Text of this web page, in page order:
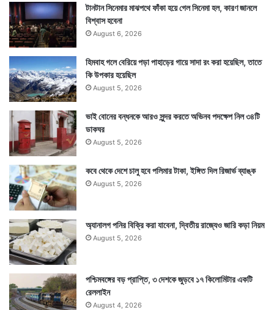
টানটান সিনেমার মাঝপথে ফাঁকা হয়ে গেল সিনেমা হল, কারণ জানলে
বিশ্বাস হবেনা
August 6, 2026
হিমবাহ গলে বেরিয়ে পড়া পাহাড়ের গায়ে সাদা রং করা হয়েছিল, তাতে
কি উপকার হয়েছিল
August 5, 2026
ভাই বোনের বন্ধনকে আরও সুন্দর করতে অভিনব পদক্ষেপ নিল ৩৪টি
ডাকঘর
August 5, 2026
কবে থেকে দেশে চালু হবে পলিমার টাকা, ইঙ্গিত দিল রিজার্ভ ব্যাঙ্ক
August 5, 2026
অ্যানালগ পনির বিক্রি করা যাবেনা, দ্বিতীয় রাজ্যেও জারি কড়া নিয়ম
August 5, 2026
পশ্চিমবঙ্গের বড় প্রাপ্তি, ৩ দেশকে জুড়বে ১৭ কিলোমিটার একটি
রেললাইন
August 4, 2026